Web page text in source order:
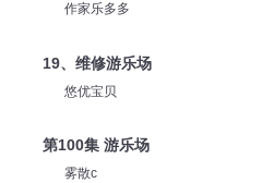
作家乐多多
19、维修游乐场
悠优宝贝
第100集 游乐场
雾散c